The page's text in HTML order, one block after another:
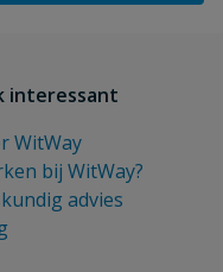
interessant
WitWay
bij WitWay?
advies